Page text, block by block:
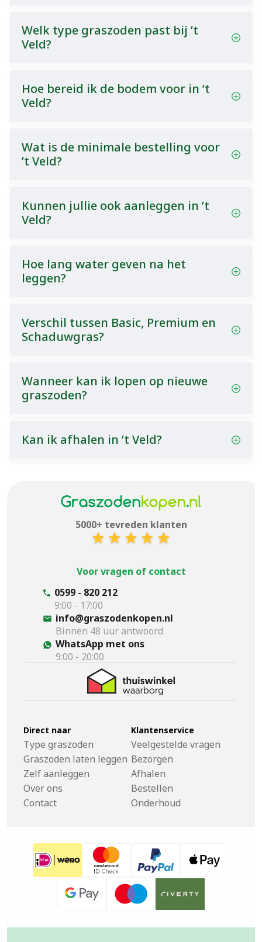
Welk type graszoden past bij ’t
Veld?
Hoe bereid ik de bodem voor in ’t
Veld?
Wat is de minimale bestelling voor
’t Veld?
Kunnen jullie ook aanleggen in ’t
Veld?
Hoe lang water geven na het
leggen?
Verschil tussen Basic, Premium en
Schaduwgras?
Wanneer kan ik lopen op nieuwe
graszoden?
Kan ik afhalen in ’t Veld?
5000+ tevreden klanten
Voor vragen of contact
0599 - 820 212
9:00 - 17:00
info@graszodenkopen.nl
Binnen 48 uur antwoord
WhatsApp met ons
9:00 - 20:00
Direct naar
Type graszoden
Graszoden laten leggen
Zelf aanleggen
Over ons
Contact
Klantenservice
Veelgestelde vragen
Bezorgen
Afhalen
Bestellen
Onderhoud